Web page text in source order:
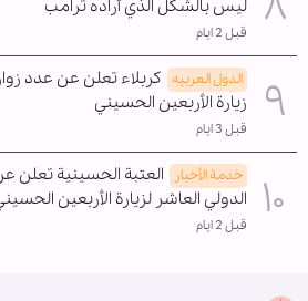
ليس بالشكل الذي أراده ترامب
قبل 2 ايام
الدول العربیه كربلاء تعلن عن عدد
زيارة الأربعين الحسيني
قبل 3 ايام
خدمة الأخبار
العتبة الحسينية تعلن
الدولي العاشر لزيارة الأربعين
قبل 2 ايام